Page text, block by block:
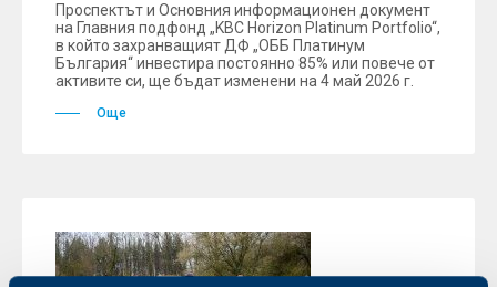
Проспектът и Основния информационен документ
на Главния подфонд „KBC Horizon Platinum Portfolio“,
в който захранващият ДФ „ОББ Платинум
България“ инвестира постоянно 85% или повече от
активите си, ще бъдат изменени на 4 май 2026 г.
Още